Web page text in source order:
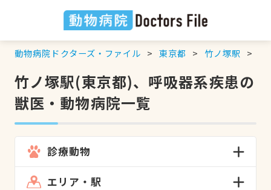
動物病院ドクターズ・ファイル 東京都 竹ノ塚駅
竹ノ塚駅(東京都)、呼吸器系疾患の
獣医・動物病院一覧
診療動物
エリア・駅